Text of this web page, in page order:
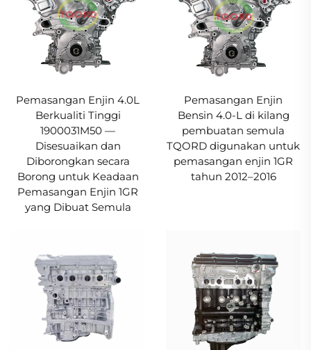
Pemasangan Enjin 4.0L
Berkualiti Tinggi
1900031M50 —
Disesuaikan dan
Diborongkan secara
Borong untuk Keadaan
Pemasangan Enjin 1GR
yang Dibuat Semula
Pemasangan Enjin
Bensin 4.0-L di kilang
pembuatan semula
TQORD digunakan untuk
pemasangan enjin 1GR
tahun 2012–2016